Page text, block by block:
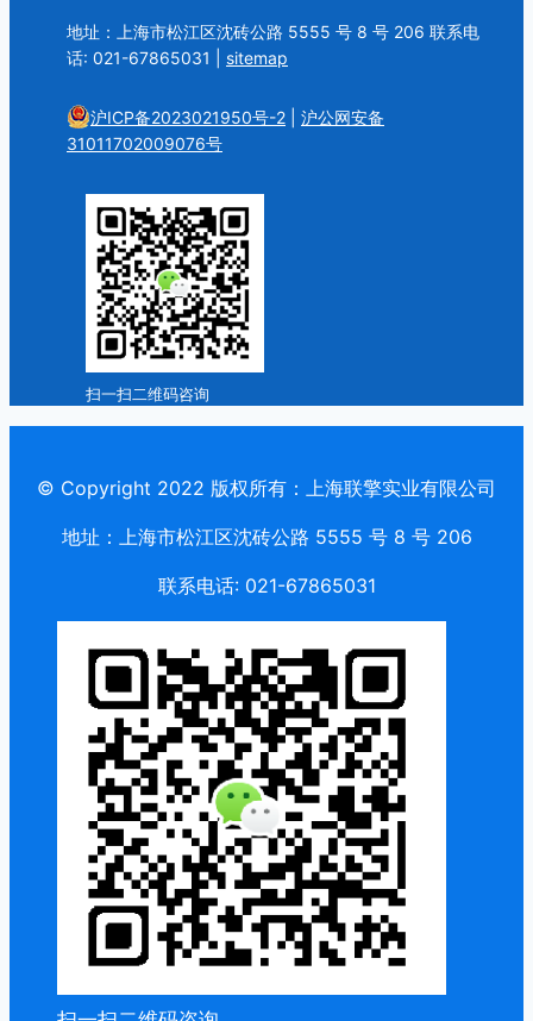
地址：上海市松江区沈砖公路 5555 号 8 号 206 联系电
话: 021-67865031 | sitemap
沪ICP备2023021950号-2
沪公网安备
31011702009076号
扫一扫二维码咨询
© Copyright 2022 版权所有：上海联擎实业有限公司
地址：上海市松江区沈砖公路 5555 号 8 号 206
联系电话: 021-67865031